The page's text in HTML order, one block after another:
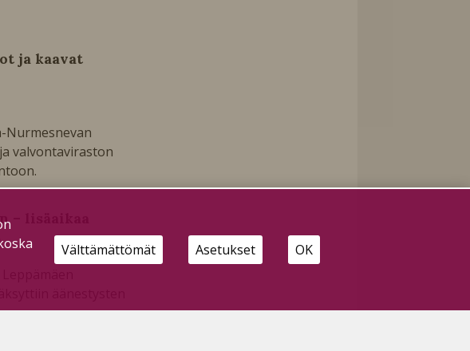
ja kaavat
Nurmesnevan
valvontaviraston
– lisäaikaa
Välttämättömät Asetukset OK